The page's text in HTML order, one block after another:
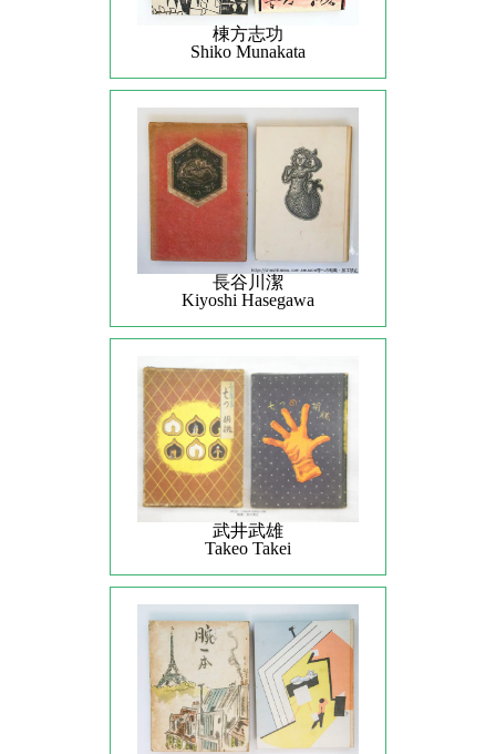
棟方志功
Shiko Munakata
長谷川潔
Kiyoshi Hasegawa
武井武雄
Takeo Takei